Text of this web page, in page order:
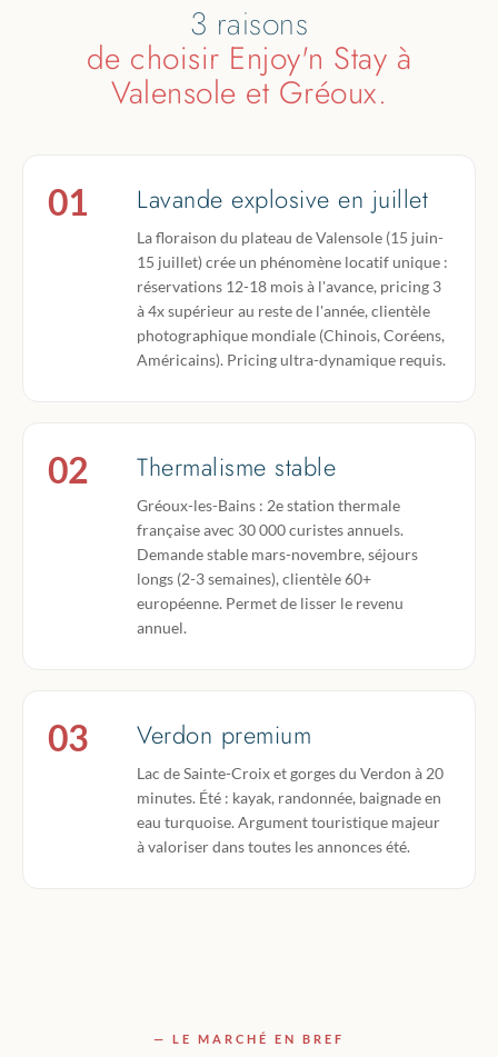
3 raisons
de choisir Enjoy'n Stay à
Valensole et Gréoux.
01 Lavande explosive en juillet
La floraison du plateau de Valensole (15 juin-
15 juillet) crée un phénomène locatif unique :
réservations 12-18 mois à l'avance, pricing 3
à 4x supérieur au reste de l'année, clientèle
photographique mondiale (Chinois, Coréens,
Américains). Pricing ultra-dynamique requis.
02 Thermalisme stable
Gréoux-les-Bains : 2e station thermale
française avec 30 000 curistes annuels.
Demande stable mars-novembre, séjours
longs (2-3 semaines), clientèle 60+
européenne. Permet de lisser le revenu
annuel.
03 Verdon premium
Lac de Sainte-Croix et gorges du Verdon à 20
minutes. Été : kayak, randonnée, baignade en
eau turquoise. Argument touristique majeur
à valoriser dans toutes les annonces été.
— LE MARCHÉ EN BREF